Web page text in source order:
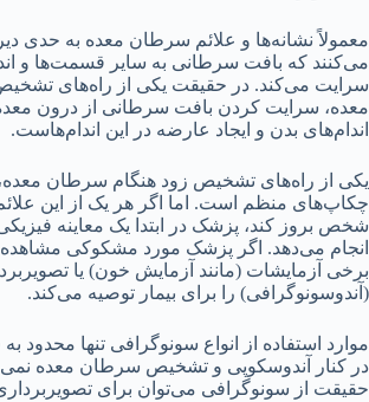
معمولاً نشانه‌ها و علائم سرطان معده به حدی
می‌کنند که بافت سرطانی به سایر قسمت‌ها و
سرایت می‌کند. در حقیقت یکی از راه‌های
معده، سرایت کردن بافت سرطانی از درون معده
اندام‌های بدن و ایجاد عارضه در این اندام‌هاست.
یکی از راه‌های تشخیص زود هنگام سرطان معده،
چکاپ‌های منظم است. اما اگر هر یک از این
شخص بروز کند، پزشک در ابتدا یک معاینه فیزیکی
انجام می‌دهد. اگر پزشک مورد مشکوکی مشاهده
برخی آزمایشات (مانند آزمایش خون) یا
(آندوسونوگرافی) را برای بیمار توصیه می‌کند.
موارد استفاده از انواع سونوگرافی تنها محدود
در کنار آندوسکوپی و تشخیص سرطان معده
حقیقت از سونوگرافی می‌توان برای